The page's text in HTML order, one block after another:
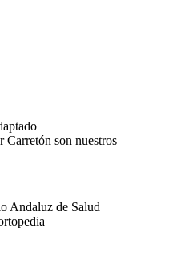
son nuestros
Andaluz de Salud